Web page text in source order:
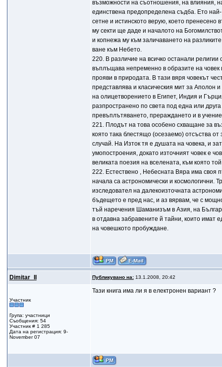
възможности на съотношения, на влияния,
единствена предопределена съдба. Ето най-
сетне и истинското верую, което пренесено
му секти ще даде и началото на
и копнежа му към заличаването на
ване към Небето.
220. В различие на всичко останали
въплъщава непременно в образите на
прояви в природата. В тази вяря човекът
представлява и класическия мит за Аполон
на олицетворението в Египет, Индия и
разпространено по света под една или
превъплътяването, прераждането и в
221. Плодът на това особено схващане за
която така блестящо (осезаемо) отсъства
случай. На Изток тя е душата на човека, и
умопостроения, докато източният човек е
великата поезия на вселената, към която
222. Естествено , Небесната Вяра има своя
начала са астрономически и космологични.
изследовател на далекоизточната
бъдещето е пред нас, и аз вярвам, че с
тъй наречения Шаманизъм в Азия, на
в отдавна забравените й тайни, които имат
на човешкото пробуждане.
Dimitar_II Публикувано на:13.1.2008, 20:42
Участник
Група: участници
Съобщения: 54
Участник # 1 285
Дата на регистрация: 9-
November 07
Тази книга има ли я в електронен вариант ?